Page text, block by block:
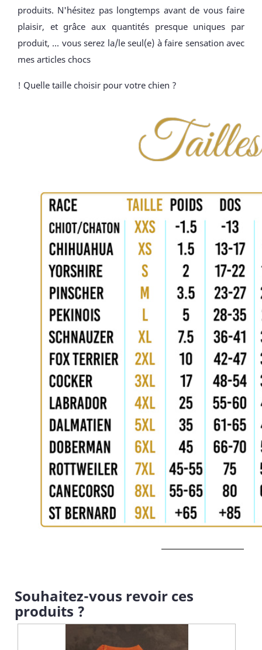
produits. N'hésitez pas longtemps avant de vous faire
plaisir, et grâce aux quantités presque uniques par
produit, ... vous serez la/le seul(e) à faire sensation avec
mes articles chocs
! Quelle taille choisir pour votre chien ?
Souhaitez-vous revoir ces
produits ?